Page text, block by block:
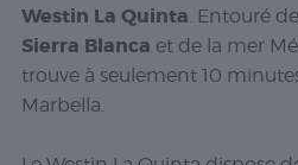
Westin La Quinta . Entouré
Sierra Blanca et de la mer
trouve à seulement 10
Marbella.